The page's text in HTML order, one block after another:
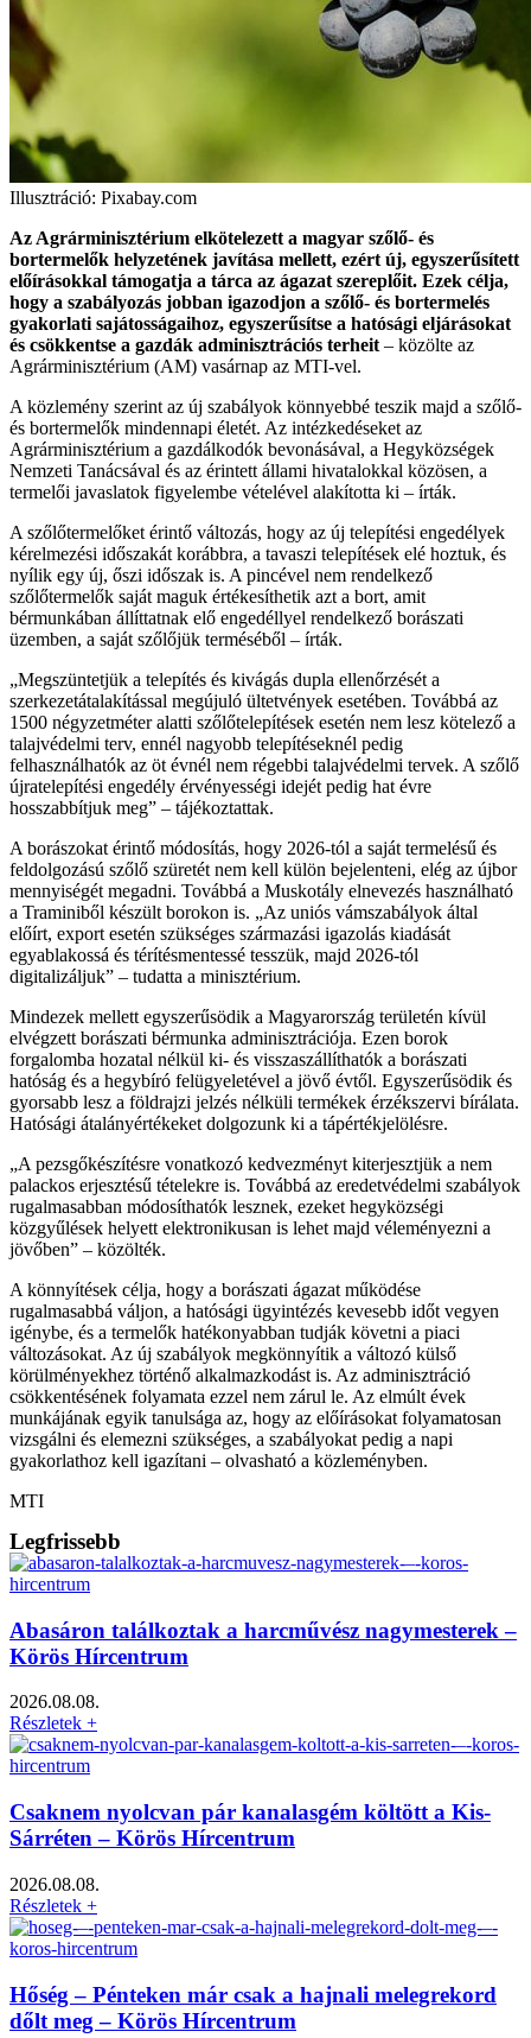
Illusztráció: Pixabay.com
Az Agrárminisztérium elkötelezett a magyar szőlő- és
bortermelők helyzetének javítása mellett, ezért új, egyszerűsített
előírásokkal támogatja a tárca az ágazat szereplőit. Ezek célja,
hogy a szabályozás jobban igazodjon a szőlő- és bortermelés
gyakorlati sajátosságaihoz, egyszerűsítse a hatósági eljárásokat
és csökkentse a gazdák adminisztrációs terheit – közölte az
Agrárminisztérium (AM) vasárnap az MTI-vel.
A közlemény szerint az új szabályok könnyebbé teszik majd a szőlő-
és bortermelők mindennapi életét. Az intézkedéseket az
Agrárminisztérium a gazdálkodók bevonásával, a Hegyközségek
Nemzeti Tanácsával és az érintett állami hivatalokkal közösen, a
termelői javaslatok figyelembe vételével alakította ki – írták.
A szőlőtermelőket érintő változás, hogy az új telepítési engedélyek
kérelmezési időszakát korábbra, a tavaszi telepítések elé hoztuk, és
nyílik egy új, őszi időszak is. A pincével nem rendelkező
szőlőtermelők saját maguk értékesíthetik azt a bort, amit
bérmunkában állíttatnak elő engedéllyel rendelkező borászati
üzemben, a saját szőlőjük terméséből – írták.
„Megszüntetjük a telepítés és kivágás dupla ellenőrzését a
szerkezetátalakítással megújuló ültetvények esetében. Továbbá az
1500 négyzetméter alatti szőlőtelepítések esetén nem lesz kötelező a
talajvédelmi terv, ennél nagyobb telepítéseknél pedig
felhasználhatók az öt évnél nem régebbi talajvédelmi tervek. A szőlő
újratelepítési engedély érvényességi idejét pedig hat évre
hosszabbítjuk meg” – tájékoztattak.
A borászokat érintő módosítás, hogy 2026-tól a saját termelésű és
feldolgozású szőlő szüretét nem kell külön bejelenteni, elég az újbor
mennyiségét megadni. Továbbá a Muskotály elnevezés használható
a Traminiből készült borokon is. „Az uniós vámszabályok által
előírt, export esetén szükséges származási igazolás kiadását
egyablakossá és térítésmentessé tesszük, majd 2026-tól
digitalizáljuk” – tudatta a minisztérium.
Mindezek mellett egyszerűsödik a Magyarország területén kívül
elvégzett borászati bérmunka adminisztrációja. Ezen borok
forgalomba hozatal nélkül ki- és visszaszállíthatók a borászati
hatóság és a hegybíró felügyeletével a jövő évtől. Egyszerűsödik és
gyorsabb lesz a földrajzi jelzés nélküli termékek érzékszervi bírálata.
Hatósági átalányértékeket dolgozunk ki a tápértékjelölésre.
„A pezsgőkészítésre vonatkozó kedvezményt kiterjesztjük a nem
palackos erjesztésű tételekre is. Továbbá az eredetvédelmi szabályok
rugalmasabban módosíthatók lesznek, ezeket hegyközségi
közgyűlések helyett elektronikusan is lehet majd véleményezni a
jövőben” – közölték.
A könnyítések célja, hogy a borászati ágazat működése
rugalmasabbá váljon, a hatósági ügyintézés kevesebb időt vegyen
igénybe, és a termelők hatékonyabban tudják követni a piaci
változásokat. Az új szabályok megkönnyítik a változó külső
körülményekhez történő alkalmazkodást is. Az adminisztráció
csökkentésének folyamata ezzel nem zárul le. Az elmúlt évek
munkájának egyik tanulsága az, hogy az előírásokat folyamatosan
vizsgálni és elemezni szükséges, a szabályokat pedig a napi
gyakorlathoz kell igazítani – olvasható a közleményben.
MTI
Legfrissebb
Abasáron találkoztak a harcművész nagymesterek –
Körös Hírcentrum
2026.08.08.
Részletek +
Csaknem nyolcvan pár kanalasgém költött a Kis-
Sárréten – Körös Hírcentrum
2026.08.08.
Részletek +
Hőség – Pénteken már csak a hajnali melegrekord
dőlt meg – Körös Hírcentrum